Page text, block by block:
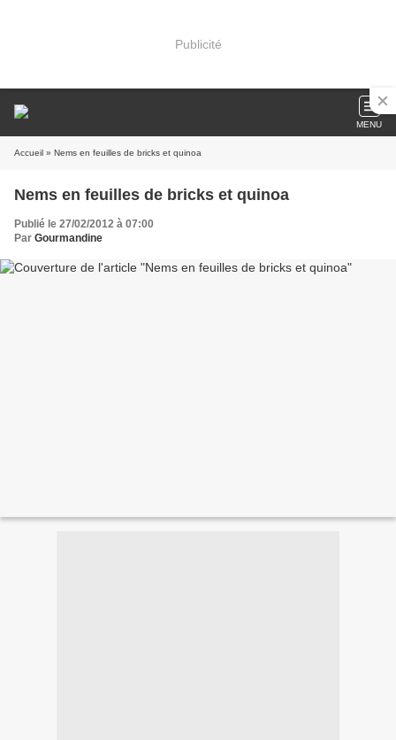
Publicité
MENU
Accueil » Nems en feuilles de bricks et quinoa
Nems en feuilles de bricks et quinoa
Publié le 27/02/2012 à 07:00
Par Gourmandine